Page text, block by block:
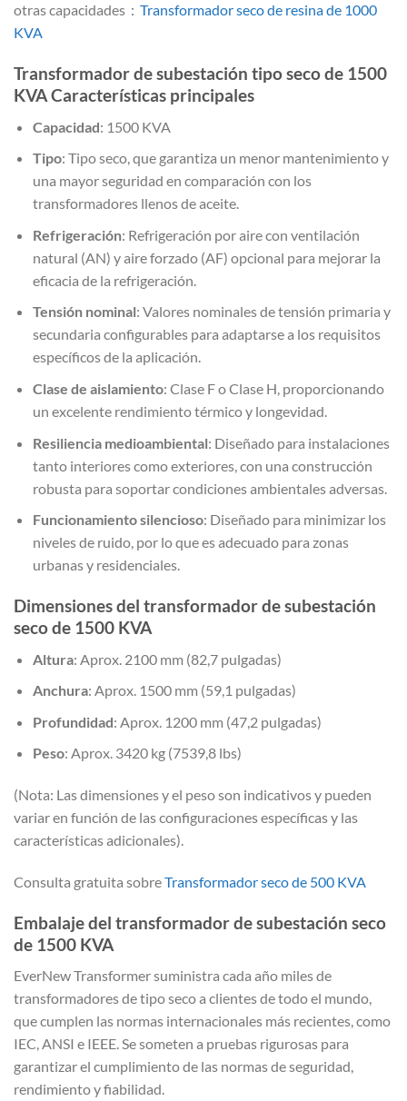
otras capacidades： Transformador seco de resina de 1000
KVA
Transformador de subestación tipo seco de 1500
KVA Características principales
Capacidad: 1500 KVA
Tipo: Tipo seco, que garantiza un menor mantenimiento y
una mayor seguridad en comparación con los
transformadores llenos de aceite.
Refrigeración: Refrigeración por aire con ventilación
natural (AN) y aire forzado (AF) opcional para mejorar la
eficacia de la refrigeración.
Tensión nominal: Valores nominales de tensión primaria y
secundaria configurables para adaptarse a los requisitos
específicos de la aplicación.
Clase de aislamiento: Clase F o Clase H, proporcionando
un excelente rendimiento térmico y longevidad.
Resiliencia medioambiental: Diseñado para instalaciones
tanto interiores como exteriores, con una construcción
robusta para soportar condiciones ambientales adversas.
Funcionamiento silencioso: Diseñado para minimizar los
niveles de ruido, por lo que es adecuado para zonas
urbanas y residenciales.
Dimensiones del transformador de subestación
seco de 1500 KVA
Altura: Aprox. 2100 mm (82,7 pulgadas)
Anchura: Aprox. 1500 mm (59,1 pulgadas)
Profundidad: Aprox. 1200 mm (47,2 pulgadas)
Peso: Aprox. 3420 kg (7539,8 lbs)
(Nota: Las dimensiones y el peso son indicativos y pueden
variar en función de las configuraciones específicas y las
características adicionales).
Consulta gratuita sobreTransformador seco de 500 KVA
Embalaje del transformador de subestación seco
de 1500 KVA
EverNew Transformer suministra cada año miles de
transformadores de tipo seco a clientes de todo el mundo,
que cumplen las normas internacionales más recientes, como
IEC, ANSI e IEEE. Se someten a pruebas rigurosas para
garantizar el cumplimiento de las normas de seguridad,
rendimiento y fiabilidad.